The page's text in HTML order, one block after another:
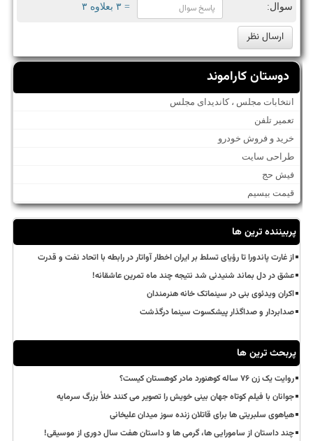
سوال: = ۳ بعلاوه ۳
دوستان کاراموند
انتخابات مجلس ، کاندیدای مجلس
تعمیر تلفن
خرید و فروش خودرو
طراحی سایت
فیش حج
قیمت بیسیم
پربیننده ترین ها
از غارت پاندورا تا رؤیای تسلط بر ایران اخطار آواتار در رابطه با اتحاد نفت و قدرت
عشق در دل بماند شنیدنی شد نتیجه چند ماه تمرین عاشقانه!
اکران ویدئوی بنی در سینماتک خانه هنرمندان
صدابردار و صداگذار پیشکسوت سینما درگذشت
پربحث ترین ها
روایت یک زن ۷۶ ساله کوهنورد مادر کوهستان کیست؟
جوانان با فیلم کوتاه جهان بینی خویش را تصویر می کنند خلأ بزرگ سرمایه
هیاهوی سلبریتی ها برای قاتلان زنده سوز میدان علیخانی
چند داستان از سامورایی ها، گرمی ها و داستان هفت سال دوری از موسیقی!